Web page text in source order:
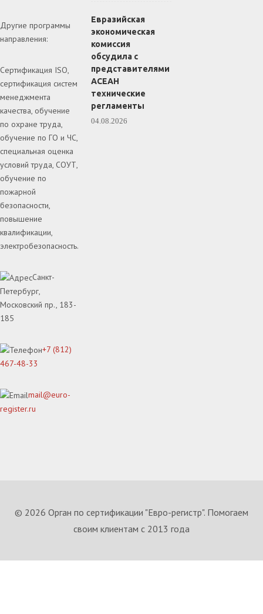
Другие программы
направления:
Сертификация ISO,
сертификация систем
менеджмента
качества, обучение
по охране труда,
обучение по ГО и ЧС,
специальная оценка
условий труда, СОУТ,
обучение по
пожарной
безопасности,
повышение
квалификации,
электробезопасность.
Санкт-
Петербург,
Московский пр., 183-
185
+7 (812)
467-48-33
mail@euro-
register.ru
Евразийская
экономическая
комиссия
обсудила с
представителями
АСЕАН
технические
регламенты
04.08.2026
© 2026 Орган по сертификации "Евро-регистр". Помогаем
своим клиентам с 2013 года